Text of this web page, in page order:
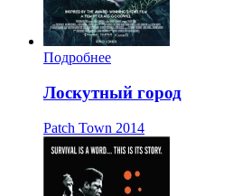
Подробнее
Лоскутный город
Patch Town 2014